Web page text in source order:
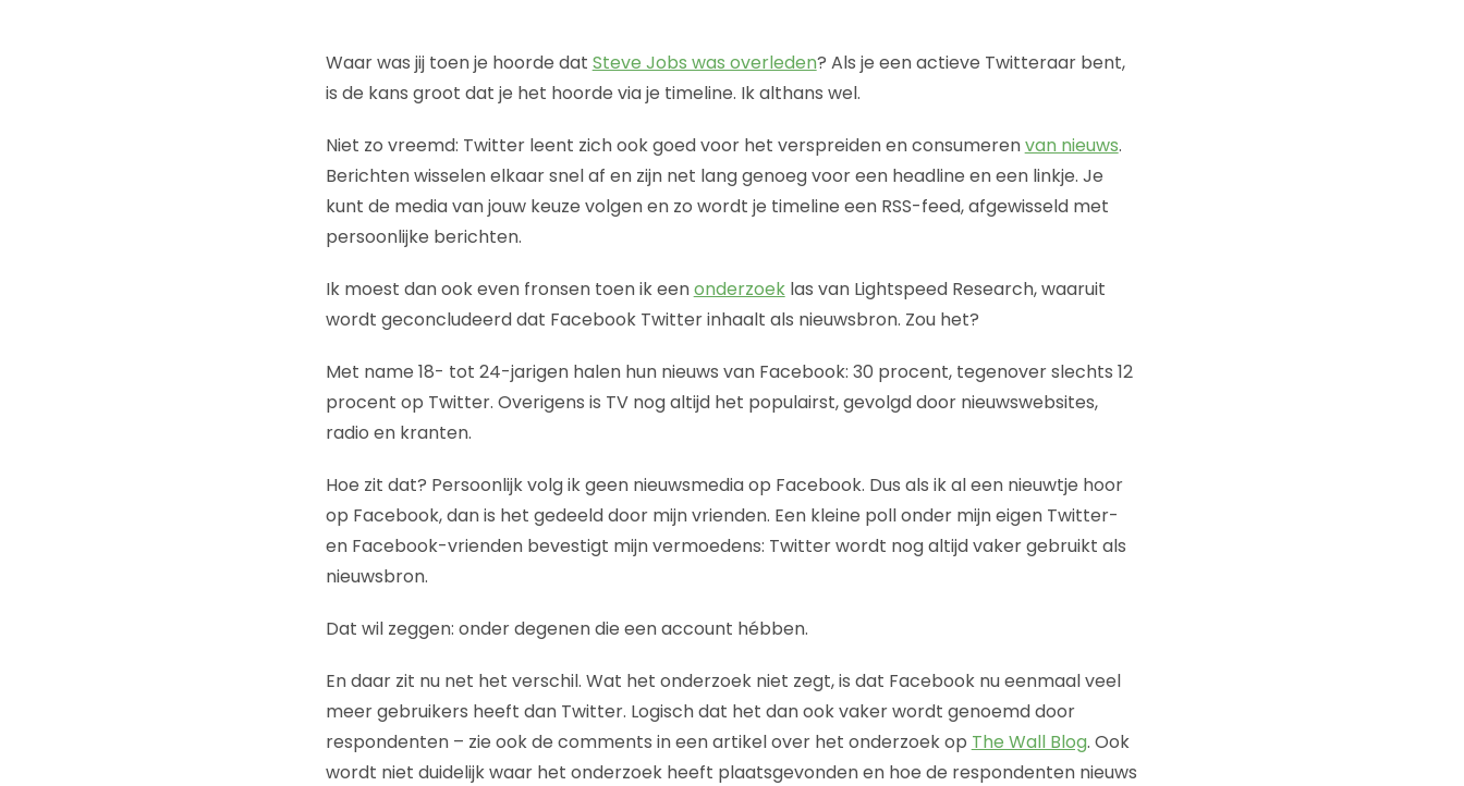
Waar was jij toen je hoorde dat Steve Jobs was overleden? Als je een actieve Twitteraar bent,
is de kans groot dat je het hoorde via je timeline. Ik althans wel.
Niet zo vreemd: Twitter leent zich ook goed voor het verspreiden en consumerenvan nieuws.
Berichten wisselen elkaar snel af en zijn net lang genoeg voor een headline en een linkje. Je
kunt de media van jouw keuze volgen en zo wordt je timeline een RSS-feed, afgewisseld met
persoonlijke berichten.
Ik moest dan ook even fronsen toen ik eenonderzoeklas van Lightspeed Research, waaruit
wordt geconcludeerd dat Facebook Twitter inhaalt als nieuwsbron. Zou het?
Met name 18- tot 24-jarigen halen hun nieuws van Facebook: 30 procent, tegenover slechts 12
procent op Twitter. Overigens is TV nog altijd het populairst, gevolgd door nieuwswebsites,
radio en kranten.
Hoe zit dat? Persoonlijk volg ik geen nieuwsmedia op Facebook. Dus als ik al een nieuwtje hoor
op Facebook, dan is het gedeeld door mijn vrienden. Een kleine poll onder mijn eigen Twitter-
en Facebook-vrienden bevestigt mijn vermoedens: Twitter wordt nog altijd vaker gebruikt als
nieuwsbron.
Dat wil zeggen: onder degenen die een account hébben.
En daar zit nu net het verschil. Wat het onderzoek niet zegt, is dat Facebook nu eenmaal veel
meer gebruikers heeft dan Twitter. Logisch dat het dan ook vaker wordt genoemd door
respondenten – zie ook de comments in een artikel over het onderzoek op The Wall Blog. Ook
wordt niet duidelijk waar het onderzoek heeft plaatsgevonden en hoe de respondenten nieuws